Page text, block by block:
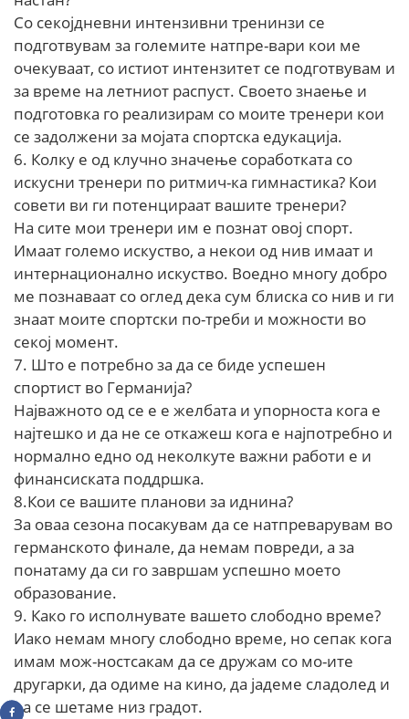
Со секојдневни интензивни тренинзи се
подготвувам за големите натпре-вари кои ме
очекуваат, со истиот интензитет се подготвувам и
за време на летниот распуст. Своето знаење и
подготовка го реализирам со моите тренери кои
се задолжени за мојата спортска едукација.
6. Колку е од клучно значење соработката со
искусни тренери по ритмич-ка гимнастика? Кои
совети ви ги потенцираат вашите тренери?
На сите мои тренери им е познат овој спорт.
Имаат големо искуство, а некои од нив имаат и
интернационално искуство. Воедно многу добро
ме познаваат со оглед дека сум блиска со нив и ги
знаат моите спортски по-треби и можности во
секој момент.
7. Што е потребно за да се биде успешен
спортист во Германија?
Најважното од се е е желбата и упорноста кога е
најтешко и да не се откажеш кога е најпотребно и
нормално едно од неколкуте важни работи е и
финансиската поддршка.
8.Кои се вашите планови за иднина?
За оваа сезона посакувам да се натпреварувам во
германското финале, да немам повреди, а за
понатаму да си го завршам успешно моето
образование.
9. Како го исполнувате вашето слободно време?
Иако немам многу слободно време, но сепак кога
имам мож-ностсакам да се дружам со мо-ите
другарки, да одиме на кино, да јадеме сладолед и
да се шетаме низ градот.